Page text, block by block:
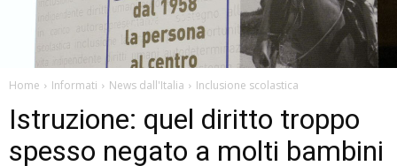
Home Informati News dall'Italia Inclusione scolastica
Istruzione: quel diritto troppo
spesso negato a molti bambini